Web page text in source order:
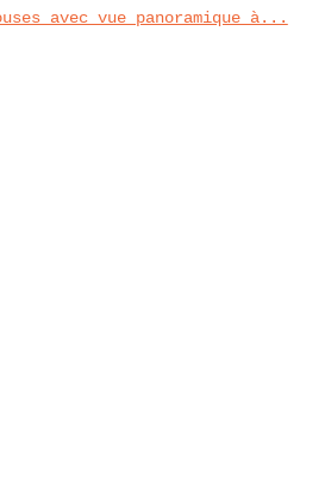
avec vue panoramique à...